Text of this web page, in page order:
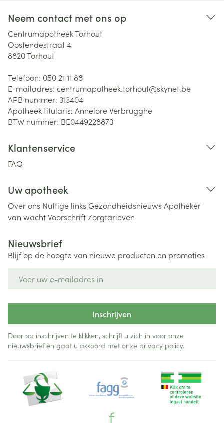
Neem contact met ons op
Centrumapotheek Torhout
Oostendestraat 4
8820Torhout
Telefoon: 050 21 11 88
E-mailadres: centrumapotheek.torhout@skynet.be
APB nummer: 313404
Apotheek titularis: Annelore Verbrugghe
BTW nummer: BE0449228873
Klantenservice
FAQ
Uw apotheek
Over ons Nuttige links Gezondheidsnieuws Apotheker
van wachtVoorschriftZorgtarieven
Nieuwsbrief
Blijf op de hoogte van nieuwe producten en promoties
Inschrijven
Door op inschrijven te klikken, schrijft u zich in voor onze
nieuwsbrief en gaat u akkoord met onze privacy policy.